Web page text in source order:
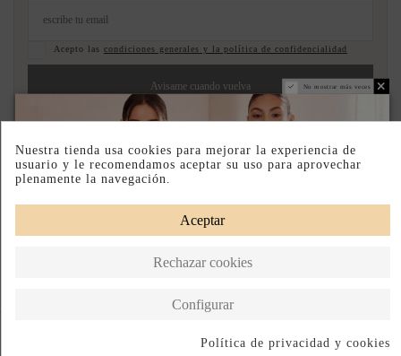
Acepto las condiciones generales y la política de confidencialidad
Avisame cuando vuelva
Paga a Plazos Hecho en Portugal
DESCRIPCIÓN CORTA
No mostrar más veces
Nuestra tienda usa cookies para mejorar la experiencia de
usuario y le recomendamos aceptar su uso para aprovechar
plenamente la navegación.
Aceptar
Rechazar cookies
Configurar
Política de privacidad y cookies